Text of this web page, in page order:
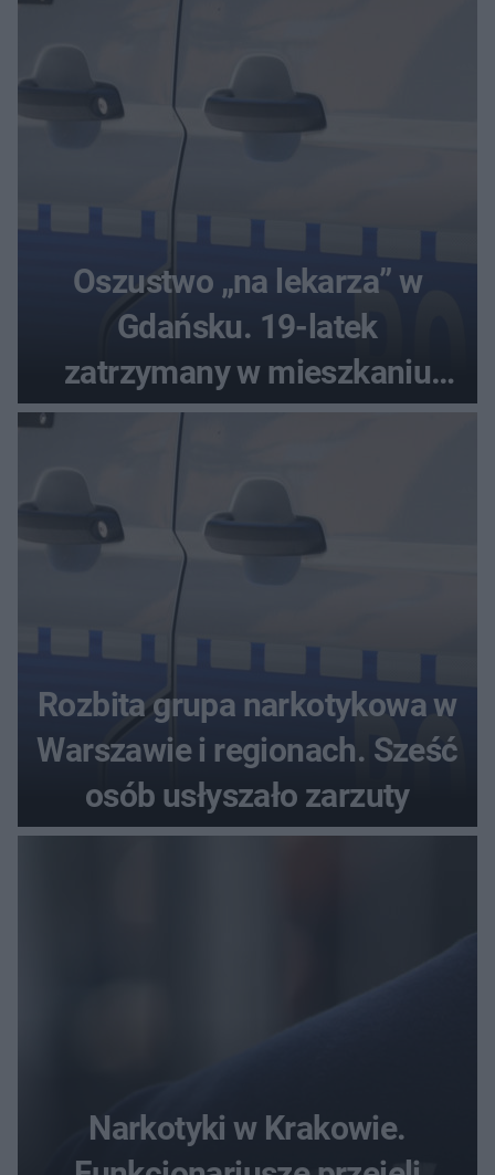
Oszustwo „na lekarza” w
Gdańsku. 19-latek
zatrzymany w mieszkaniu
seniora
Rozbita grupa narkotykowa w
Warszawie i regionach. Sześć
osób usłyszało zarzuty
Narkotyki w Krakowie.